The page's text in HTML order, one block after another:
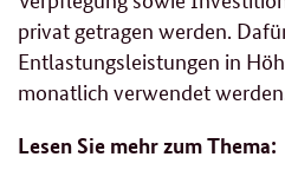
privat getragen werden.
Entlastungsleistungen in
monatlich verwendet
Lesen Sie mehr zum Thema: